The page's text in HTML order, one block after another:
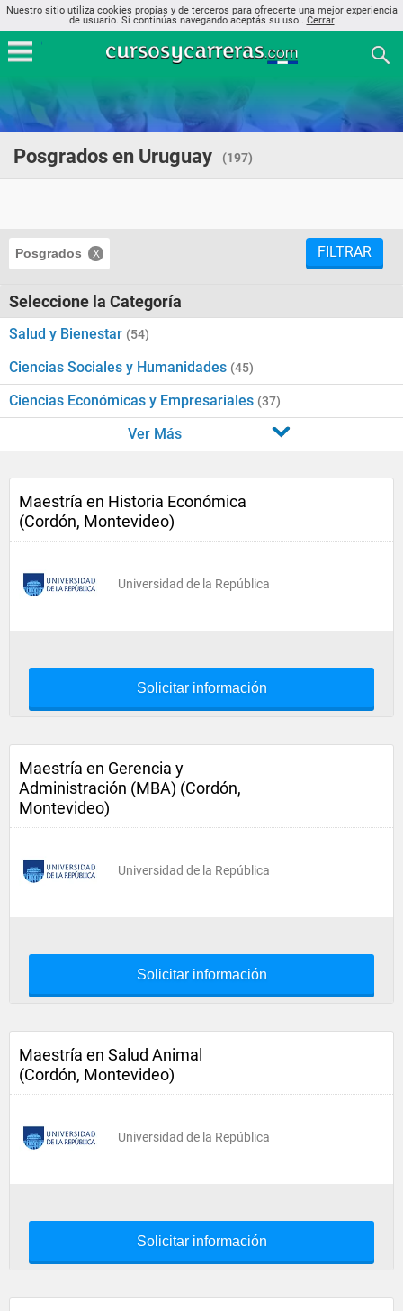
Nuestro sitio utiliza cookies propias y de terceros para ofrecerte una mejor experiencia
de usuario. Si continúas navegando aceptás su uso.. Cerrar
Posgrados en Uruguay (197)
Posgrados FILTRAR
Seleccione la Categoría
Salud y Bienestar (54)
Ciencias Sociales y Humanidades (45)
Ciencias Económicas y Empresariales (37)
Ver Más
Maestría en Historia Económica
(Cordón, Montevideo)
Universidad de la República
Solicitar información
Maestría en Gerencia y
Administración (MBA) (Cordón,
Montevideo)
Universidad de la República
Solicitar información
Maestría en Salud Animal
(Cordón, Montevideo)
Universidad de la República
Solicitar información